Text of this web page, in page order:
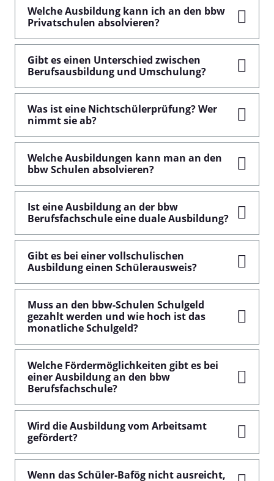
Welche Ausbildung kann ich an den bbw
Privatschulen absolvieren?
Gibt es einen Unterschied zwischen
Berufsausbildung und Umschulung?
Was ist eine Nichtschülerprüfung? Wer
nimmt sie ab?
Welche Ausbildungen kann man an den
bbw Schulen absolvieren?
Ist eine Ausbildung an der bbw
Berufsfachschule eine duale Ausbildung?
Gibt es bei einer vollschulischen
Ausbildung einen Schülerausweis?
Muss an den bbw-Schulen Schulgeld
gezahlt werden und wie hoch ist das
monatliche Schulgeld?
Welche Fördermöglichkeiten gibt es bei
einer Ausbildung an den bbw
Berufsfachschule?
Wird die Ausbildung vom Arbeitsamt
gefördert?
Wenn das Schüler-Bafög nicht ausreicht,